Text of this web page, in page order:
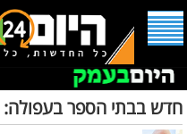
חדש בבתי הספר בעפולה: